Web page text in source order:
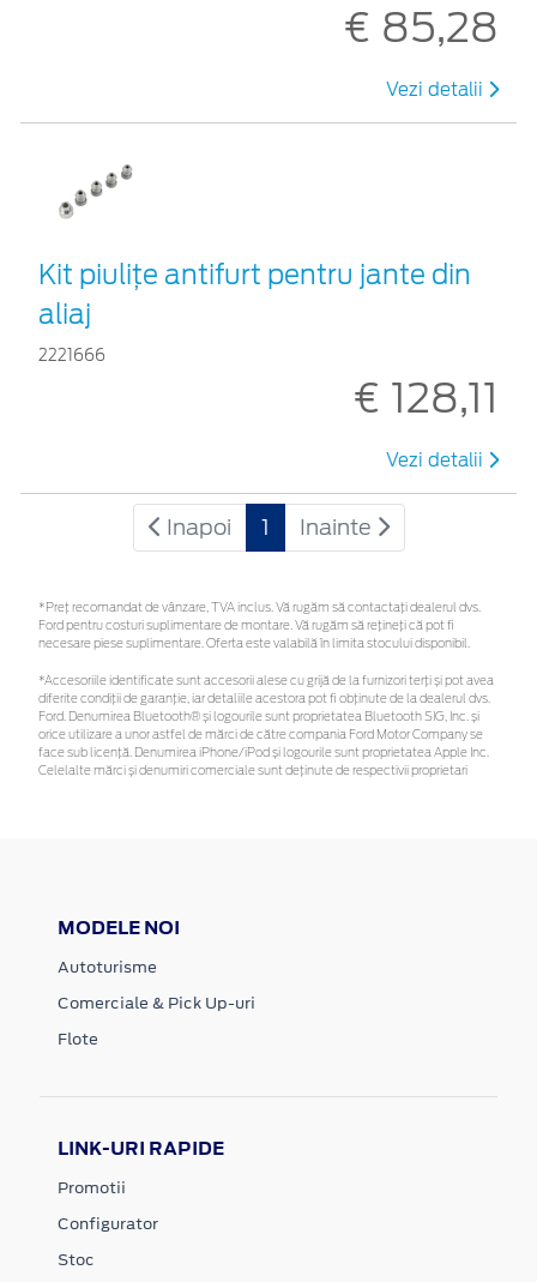
€ 85,28
Vezi detalii
Kit piuliţe antifurt pentru jante din
aliaj
2221666
€ 128,11
Vezi detalii
Inapoi 1 Inainte
*Preţ recomandat de vânzare, TVA inclus. Vă rugăm să contactaţi dealerul dvs.
Ford pentru costuri suplimentare de montare. Vă rugăm să rețineți că pot fi
necesare piese suplimentare. Oferta este valabilă în limita stocului disponibil.
*Accesoriile identificate sunt accesorii alese cu grijă de la furnizori terți și pot avea
diferite condiții de garanție, iar detaliile acestora pot fi obținute de la dealerul dvs.
Ford. Denumirea Bluetooth® și logourile sunt proprietatea Bluetooth SIG, Inc. și
orice utilizare a unor astfel de mărci de către compania Ford Motor Company se
face sub licență. Denumirea iPhone/iPod și logourile sunt proprietatea Apple Inc.
Celelalte mărci și denumiri comerciale sunt deținute de respectivii proprietari
MODELE NOI
Autoturisme
Comerciale & Pick Up-uri
Flote
LINK-URI RAPIDE
Promotii
Configurator
Stoc